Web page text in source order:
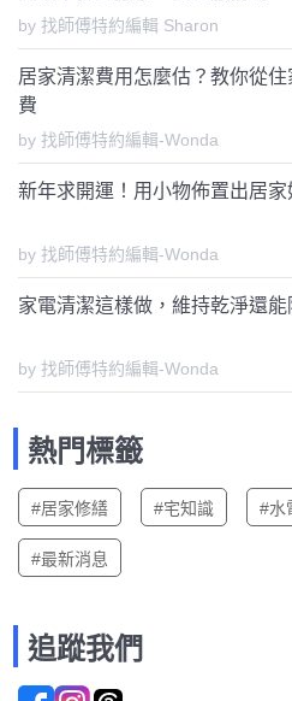
by 找師傅特約編輯 Sharon
居家清潔費用怎麼估？教你從
費
by 找師傅特約編輯-Wonda
新年求開運！用小物佈置出居家
by 找師傅特約編輯-Wonda
家電清潔這樣做，維持乾淨還能
by 找師傅特約編輯-Wonda
熱門標籤
#居家修繕 #宅知識 #水
#最新消息
追蹤我們